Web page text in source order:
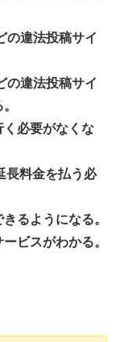
違法投稿サイ
違法投稿サイ
く必要がなくな
長料金を払う必
るようになる。
ビスがわかる。